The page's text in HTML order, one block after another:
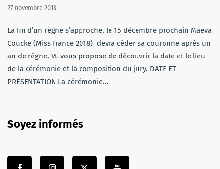
27 novembre 2018
La fin d’un règne s’approche, le 15 décembre prochain Maëva
Coucke (Miss France 2018) devra céder sa couronne après un
an de règne, VL vous propose de découvrir la date et le lieu
de la cérémonie et la composition du jury. DATE ET
PRÉSENTATION La cérémonie…
Soyez informés